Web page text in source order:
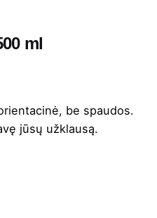
ml
be spaudos.
jūsų užklausą.